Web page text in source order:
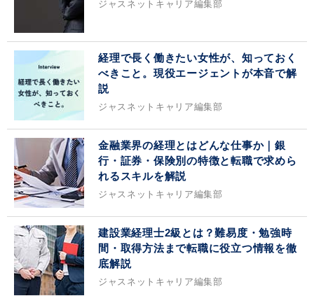
ジャスネットキャリア編集部
経理で長く働きたい女性が、知っておく
べきこと。現役エージェントが本音で解
説
ジャスネットキャリア編集部
金融業界の経理とはどんな仕事か｜銀
行・証券・保険別の特徴と転職で求めら
れるスキルを解説
ジャスネットキャリア編集部
建設業経理士2級とは？難易度・勉強時
間・取得方法まで転職に役立つ情報を徹
底解説
ジャスネットキャリア編集部